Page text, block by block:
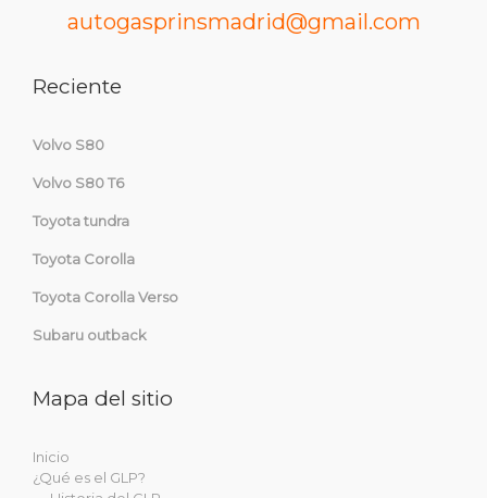
autogasprinsmadrid@gmail.com
Reciente
Volvo S80
Volvo S80 T6
Toyota tundra
Toyota Corolla
Toyota Corolla Verso
Subaru outback
Mapa del sitio
Inicio
¿Qué es el GLP?